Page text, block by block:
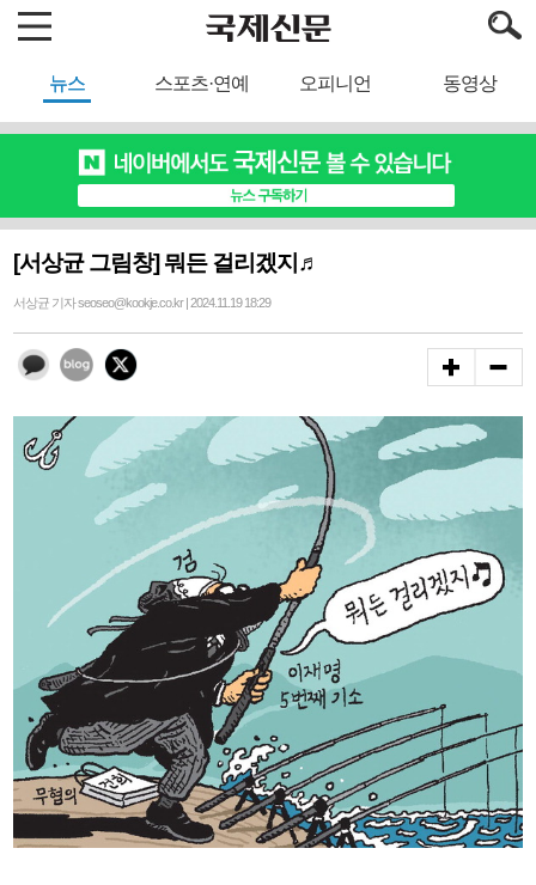
뉴스 스포츠·연예 오피니언 동영상
[서상균 그림창] 뭐든 걸리겠지♬
서상균 기자 seoseo@kookje.co.kr | 2024.11.19 18:29